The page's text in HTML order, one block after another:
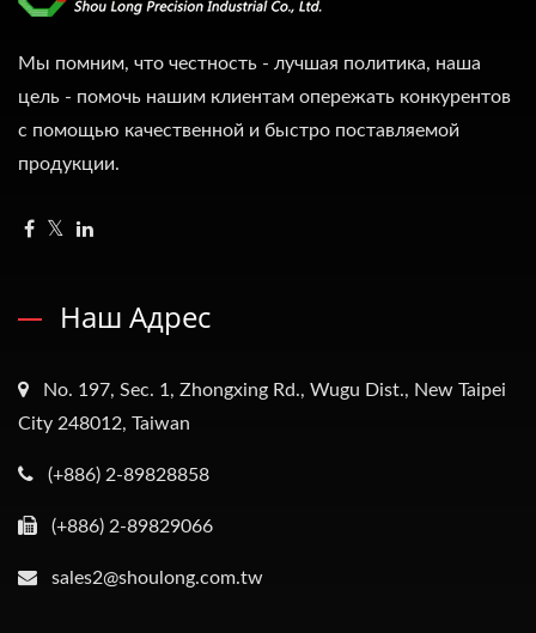
Мы помним, что честность - лучшая политика, наша
цель - помочь нашим клиентам опережать конкурентов
с помощью качественной и быстро поставляемой
продукции.
Наш Адрес
No. 197, Sec. 1, Zhongxing Rd., Wugu Dist., New Taipei
City 248012, Taiwan
(+886) 2-89828858
(+886) 2-89829066
sales2@shoulong.com.tw